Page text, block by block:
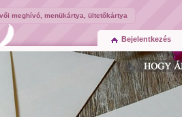
meghívó, menükártya, ültetőkártya
Bejelentkezés